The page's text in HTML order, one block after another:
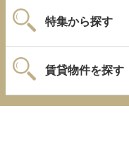
特集から探す
賃貸物件を探す